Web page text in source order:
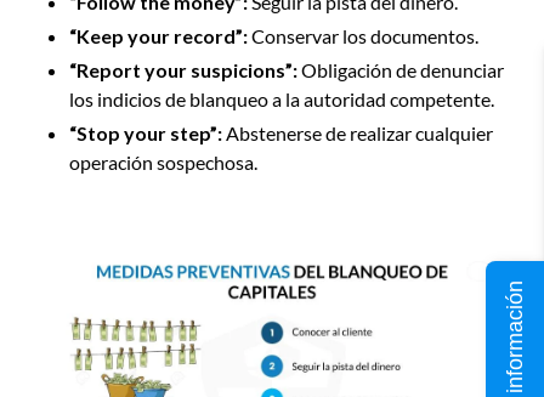
“Keep your record”:Conservar los documentos.
“Report your suspicions”:Obligación de denunciar
los indicios de blanqueo a la autoridad competente.
“Stop your step”: Abstenerse de realizar cualquier
operación sospechosa.